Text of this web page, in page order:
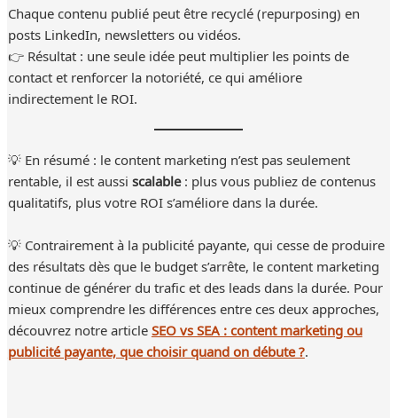
Chaque contenu publié peut être recyclé (repurposing) en
posts LinkedIn, newsletters ou vidéos.
👉 Résultat : une seule idée peut multiplier les points de
contact et renforcer la notoriété, ce qui améliore
indirectement le ROI.
💡 En résumé : le content marketing n’est pas seulement
rentable, il est aussiscalable: plus vous publiez de contenus
qualitatifs, plus votre ROI s’améliore dans la durée.
💡 Contrairement à la publicité payante, qui cesse de produire
des résultats dès que le budget s’arrête, le content marketing
continue de générer du trafic et des leads dans la durée. Pour
mieux comprendre les différences entre ces deux approches,
découvrez notre articleSEO vs SEA : content marketing ou
publicité payante, que choisir quand on débute ?.